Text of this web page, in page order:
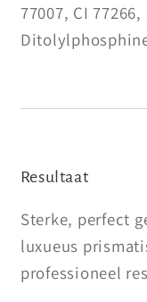
77007, CI
Resultaat
Sterke, perfect
luxueus
professioneel